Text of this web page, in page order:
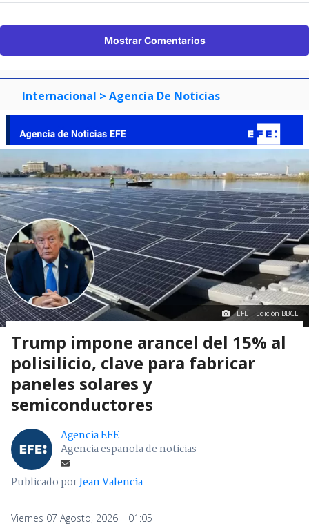
Mostrar Comentarios
Internacional > Agencia De Noticias
EFE | Edición BBCL
Trump impone arancel del 15% al
polisilicio, clave para fabricar
paneles solares y
semiconductores
Agencia EFE
Agencia española de noticias
Publicado porJean Valencia
Viernes 07 Agosto, 2026 | 01:05